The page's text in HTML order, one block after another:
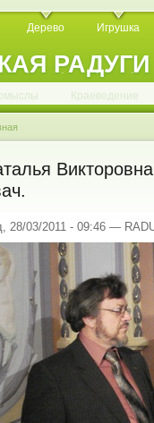
РАДУГИ
Дерево Игрушка
. . . .
Краеведение
28/03/2011 - 09:46 —